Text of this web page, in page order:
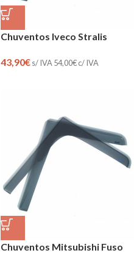
Chuventos Iveco Stralis
43,90€s/ IVA 54,00€c/ IVA
Chuventos Mitsubishi Fuso